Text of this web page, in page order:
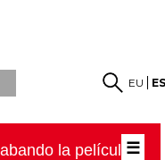
EU
☰
la película'